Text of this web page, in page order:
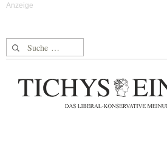
Suche nach: